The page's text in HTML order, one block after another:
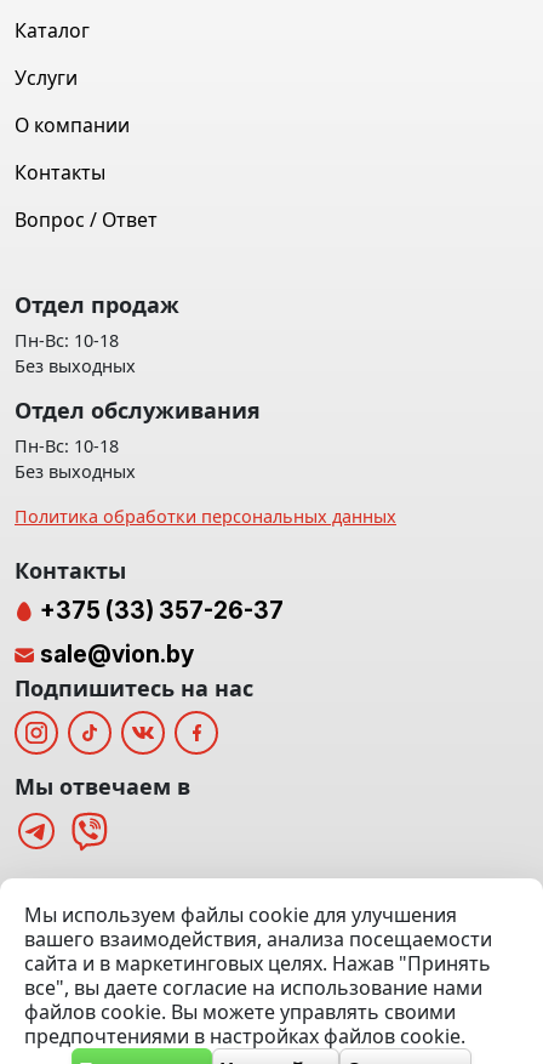
(Офис: 5 этаж | Осмотр авто: 5 этаж)
Посмотреть на карте
© 2020 — 2026 VION.BY — Продажа, выкуп и обмен | УНП
192961100 |Эвакуатор Минск
Каталог
Услуги
О компании
Контакты
Вопрос / Ответ
Отдел продаж
Пн-Вс: 10-18
Без выходных
Отдел обслуживания
Пн-Вс: 10-18
Без выходных
Политика обработки персональных данных
Мы используем файлы cookie для улучшения
вашего взаимодействия, анализа посещаемости
сайта и в маркетинговых целях. Нажав "Принять
все", вы даете согласие на использование нами
файлов cookie. Вы можете управлять своими
предпочтениями в настройках файлов cookie.
Контакты
+375 (33) 357-26-37
sale@vion.by
Подпишитесь на нас
Мы отвечаем в